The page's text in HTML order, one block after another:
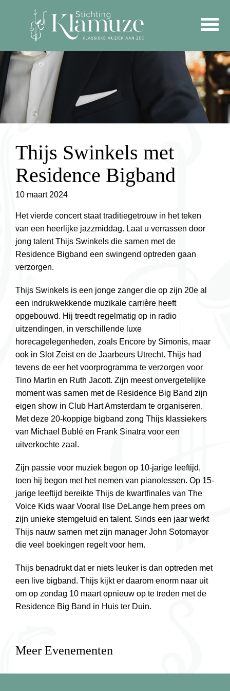
Thijs Swinkels met
Residence Bigband
10 maart 2024
Het vierde concert staat traditiegetrouw in het teken
van een heerlijke jazzmiddag. Laat u verrassen door
jong talent Thijs Swinkels die samen met de
Residence Bigband een swingend optreden gaan
verzorgen.
Thijs Swinkels is een jonge zanger die op zijn 20e al
een indrukwekkende muzikale carrière heeft
opgebouwd. Hij treedt regelmatig op in radio
uitzendingen, in verschillende luxe
horecagelegenheden, zoals Encore by Simonis, maar
ook in Slot Zeist en de Jaarbeurs Utrecht. Thijs had
tevens de eer het voorprogramma te verzorgen voor
Tino Martin en Ruth Jacott. Zijn meest onvergetelijke
moment was samen met de Residence Big Band zijn
eigen show in Club Hart Amsterdam te organiseren.
Met deze 20-koppige bigband zong Thijs klassiekers
van Michael Bublé en Frank Sinatra voor een
uitverkochte zaal.
Zijn passie voor muziek begon op 10-jarige leeftijd,
toen hij begon met het nemen van pianolessen. Op 15-
jarige leeftijd bereikte Thijs de kwartfinales van The
Voice Kids waar Vooral Ilse DeLange hem prees om
zijn unieke stemgeluid en talent. Sinds een jaar werkt
Thijs nauw samen met zijn manager John Sotomayor
die veel boekingen regelt voor hem.
Thijs benadrukt dat er niets leuker is dan optreden met
een live bigband. Thijs kijkt er daarom enorm naar uit
om op zondag 10 maart opnieuw op te treden met de
Residence Big Band in Huis ter Duin.
Meer Evenementen